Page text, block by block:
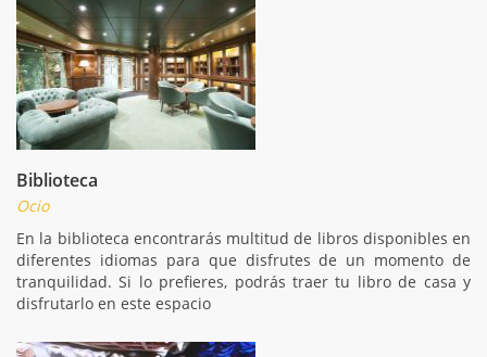
Biblioteca
Ocio
En la biblioteca encontrarás multitud de libros disponibles en
diferentes idiomas para que disfrutes de un momento de
tranquilidad. Si lo prefieres, podrás traer tu libro de casa y
disfrutarlo en este espacio